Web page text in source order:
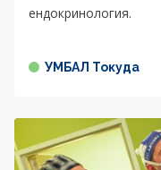
ендокринология.
УМБАЛ Токуда